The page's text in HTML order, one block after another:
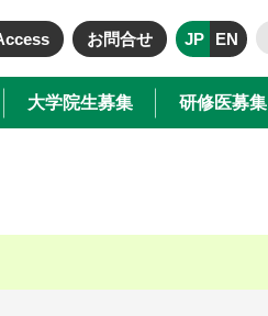
お問合せ JP EN
大学院生募集 研修医募集